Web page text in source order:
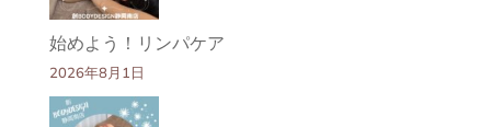
始めよう！リンパケア
2026年8月1日